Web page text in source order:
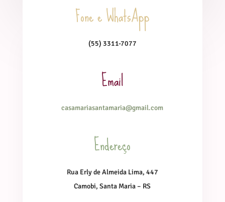
Fone e WhatsApp
(55) 3311-7077
Email
casamariasantamaria@gmail.com
Endereço
Rua Erly de Almeida Lima, 447
Camobi, Santa Maria – RS